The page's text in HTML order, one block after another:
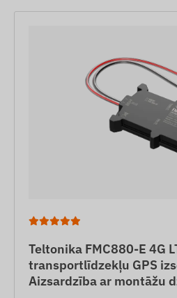
Teltonika FMC880-E 4G
transportlīdzekļu GPS
Aizsardzība ar montāžu